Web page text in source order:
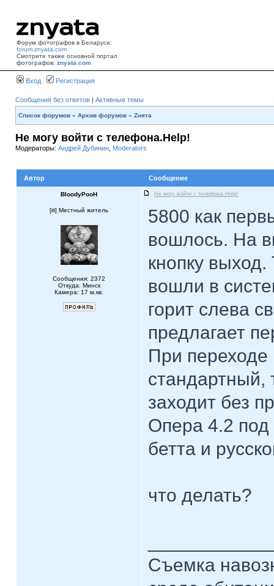
Форум фотографов в Беларуси:
forum.znyata.com
Смотрите также основной портал
фотографов: znyata.com
Вход Регистрация
Сообщения без ответов | Активные темы
Список форумов » Архив форумов » Zнята
Не могу войти с телефона.Help!
Модераторы: Андрей Дубинин Moderators
Автор Сообщение
BloodyPooH Не могу войти с телефона.Help!
[ ] Местный житель
Сообщения: 2372
Откуда: Минск
Камера: 17 м.кв.
5800 как
вошлось. На
кнопку
вошли в
горит слева
предлагает
При переходе
стандартный,
заходит без
Опера 4.2 под
бетта и
что делать?
Съемка